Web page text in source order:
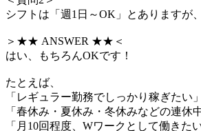
シフトは「週1日～OK」とありますが
＞★★ ANSWER ★★＜
はい、もちろんOKです！
たとえば、
「レギュラー勤務でしっかり稼ぎたい」
「春休み・夏休み・冬休みなどの連休
「月10回程度、Wワークとして働きたい